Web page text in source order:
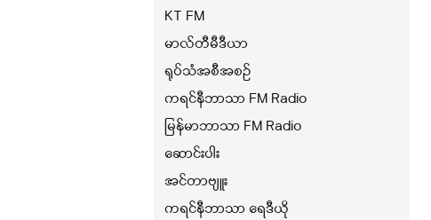
KT FM
မာလ်တီမီဒီယာ
ရုပ်သံအစီအစဉ်
ကရင်နီဘာသာ FM Radio
မြန်မာဘာသာ FM Radio
ဆောင်းပါး
အင်တာဗျူး
ကရင်နီဘာသာ ရေဒီယို